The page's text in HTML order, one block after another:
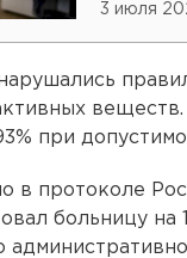
3 июля
при
в протоколе
больницу на